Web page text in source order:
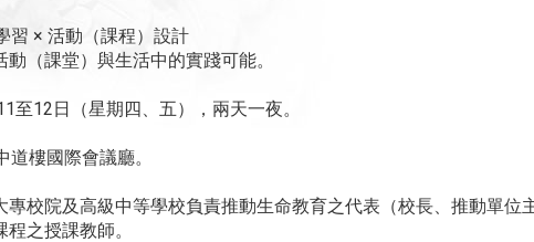
習 × 活動（課程）設計
（課堂）與生活中的實踐可能。
至12日（星期四、五），兩天一夜。
樓國際會議廳。
專校院及高級中等學校負責推動生命教育之代表（校長、推動單位
之授課教師。